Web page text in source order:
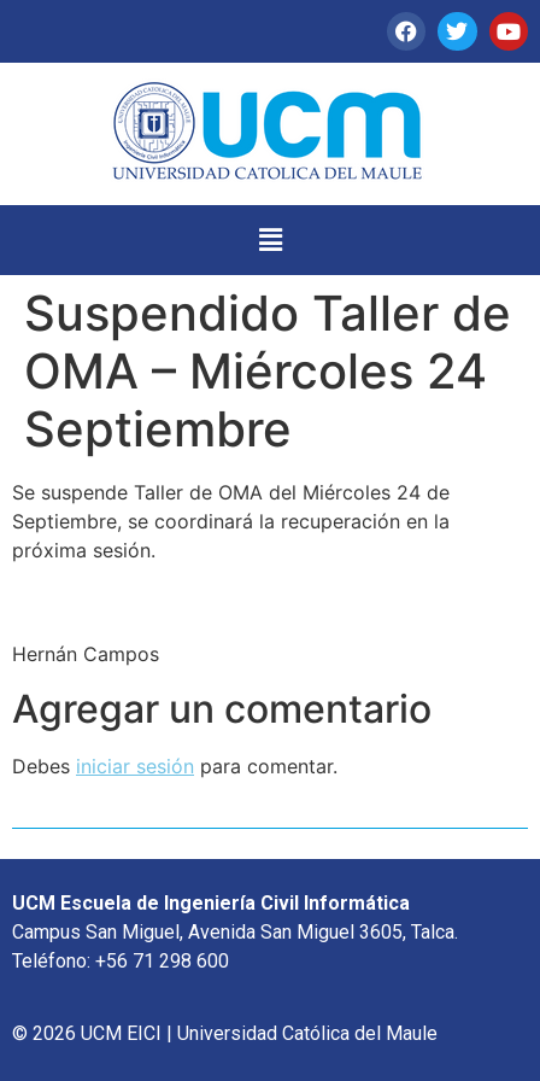
Suspendido Taller de
OMA – Miércoles 24
Septiembre
Se suspende Taller de OMA del Miércoles 24 de
Septiembre, se coordinará la recuperación en la
próxima sesión.
Hernán Campos
Agregar un comentario
Debes iniciar sesión para comentar.
UCM Escuela de Ingeniería Civil Informática
Campus San Miguel, Avenida San Miguel 3605, Talca.
Teléfono: +56 71 298 600
© 2026 UCM EICI | Universidad Católica del Maule